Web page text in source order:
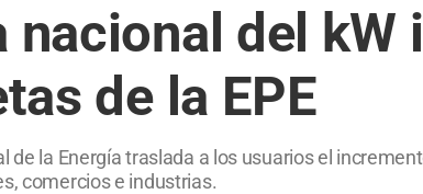
nacional del kW
de la EPE
de la Energía traslada a los usuarios el
comercios e industrias.